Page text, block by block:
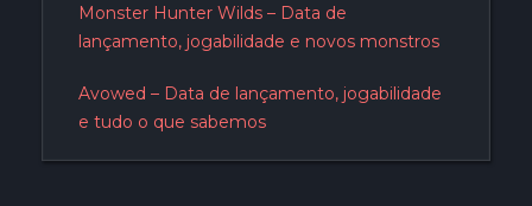
Monster Hunter Wilds – Data de
lançamento, jogabilidade e novos monstros
Avowed – Data de lançamento, jogabilidade
e tudo o que sabemos